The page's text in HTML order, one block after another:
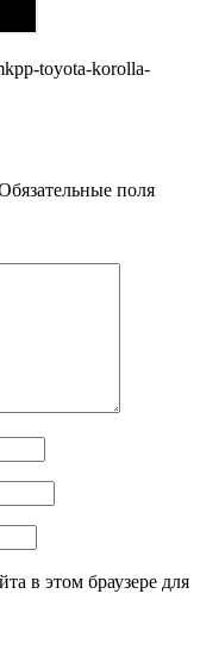
toyota-korolla-
поля
в этом браузере для